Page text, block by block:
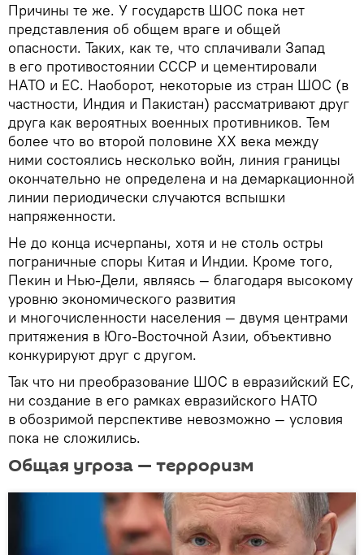
Причины те же. У государств ШОС пока нет
представления об общем враге и общей
опасности. Таких, как те, что сплачивали Запад
в его противостоянии СССР и цементировали
НАТО и ЕС. Наоборот, некоторые из стран ШОС (в
частности, Индия и Пакистан) рассматривают друг
друга как вероятных военных противников. Тем
более что во второй половине ХХ века между
ними состоялись несколько войн, линия границы
окончательно не определена и на демаркационной
линии периодически случаются вспышки
напряженности.
Не до конца исчерпаны, хотя и не столь остры
пограничные споры Китая и Индии. Кроме того,
Пекин и Нью-Дели, являясь — благодаря высокому
уровню экономического развития
и многочисленности населения — двумя центрами
притяжения в Юго-Восточной Азии, объективно
конкурируют друг с другом.
Так что ни преобразование ШОС в евразийский ЕС,
ни создание в его рамках евразийского НАТО
в обозримой перспективе невозможно — условия
пока не сложились.
Общая угроза — терроризм